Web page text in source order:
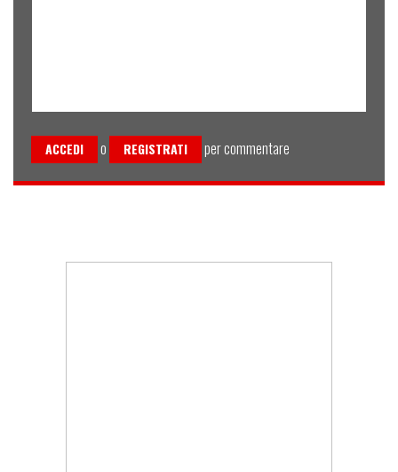
ACCEDI o REGISTRATI per commentare